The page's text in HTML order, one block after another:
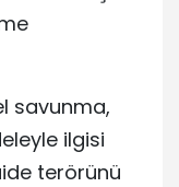
savunma,
ilgisi
terörünü